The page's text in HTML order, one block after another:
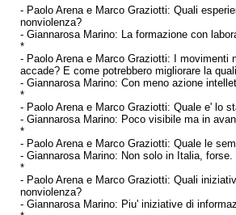
- Paolo Arena e Marco Graziotti:Quali
nonviolenza?
-Giannarosa Marino: La formazione con
*
- Paolo Arena e Marco Graziotti:
I
accade? E come potrebbero migliorare la
-Giannarosa Marino:Con meno azione
*
- Paolo Arena e Marco Graziotti: Quale e' lo
-Giannarosa Marino: Poco visibile ma in
*
- Paolo Arena e Marco Graziotti:Quale le
-Giannarosa Marino: Non solo in Italia,
*
- Paolo Arena e Marco Graziotti:Quali
nonviolenza?
-Giannarosa Marino: Piu' iniziative di